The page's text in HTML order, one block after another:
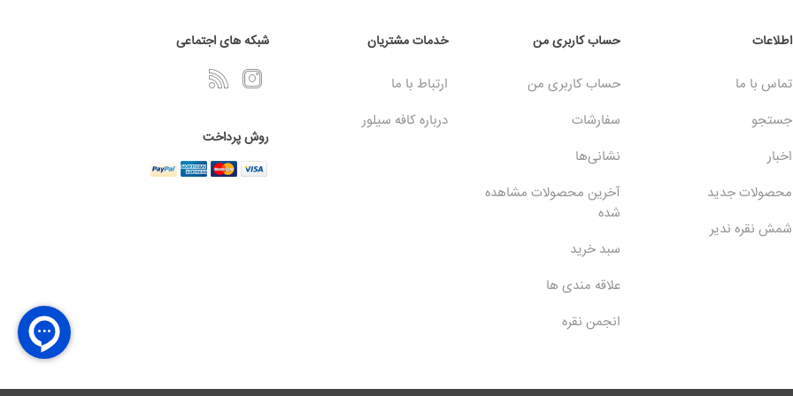
اطلاعات
تماس با ما
جستجو
اخبار
محصولات جدید
شمش نقره ندیر
حساب کاربری من
حساب کاربری من
سفارشات
نشانی‌ها
آخرین محصولات مشاهده
شده
سبد خرید
علاقه مندی ها
انجمن نقره
خدمات مشتریان
ارتباط با ما
درباره کافه سیلور
شبکه های اجتماعی
روش پرداخت